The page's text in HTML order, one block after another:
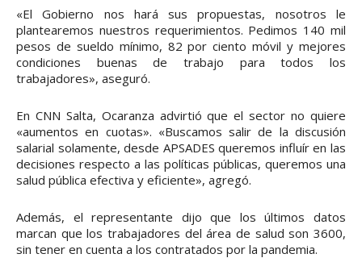
«El Gobierno nos hará sus propuestas, nosotros le
plantearemos nuestros requerimientos. Pedimos 140 mil
pesos de sueldo mínimo, 82 por ciento móvil y mejores
condiciones buenas de trabajo para todos los
trabajadores», aseguró.
En CNN Salta, Ocaranza advirtió que el sector no quiere
«aumentos en cuotas». «Buscamos salir de la discusión
salarial solamente, desde APSADES queremos influír en las
decisiones respecto a las políticas públicas, queremos una
salud pública efectiva y eficiente», agregó.
Además, el representante dijo que los últimos datos
marcan que los trabajadores del área de salud son 3600,
sin tener en cuenta a los contratados por la pandemia.